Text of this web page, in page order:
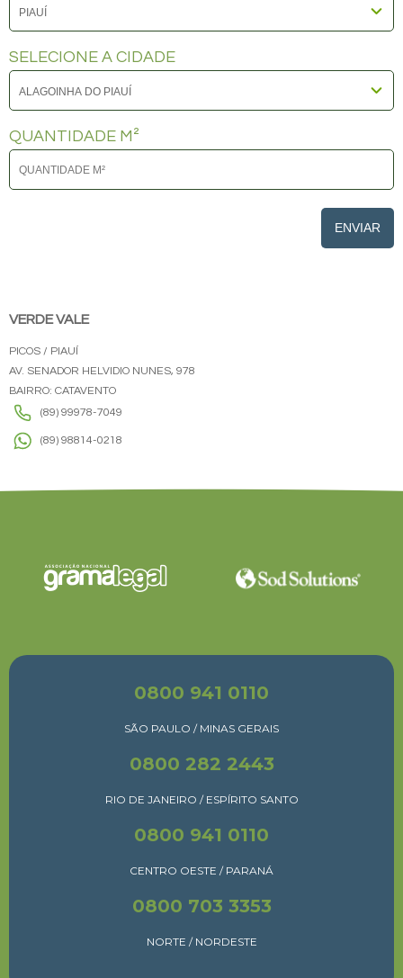
SELECIONE A CIDADE
QUANTIDADE M²
ENVIAR
VERDE VALE
PICOS / PIAUÍ
AV. SENADOR HELVIDIO NUNES, 978
BAIRRO: CATAVENTO
(89) 99978-7049
(89) 98814-0218
0800 941 0110
SÃO PAULO / MINAS GERAIS
0800 282 2443
RIO DE JANEIRO / ESPÍRITO SANTO
0800 941 0110
CENTRO OESTE / PARANÁ
0800 703 3353
NORTE / NORDESTE